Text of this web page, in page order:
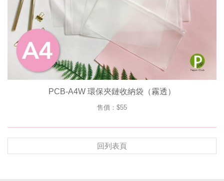
PCB-A4W 環保夾鏈收納袋（霧透）
售價：$55
回列表頁